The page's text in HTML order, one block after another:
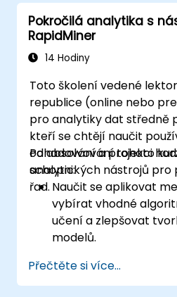
inteligence ke
kontrole kvality.
Implementovat
umělé inteligence pro
Pokročilá analytika s
RapidMiner
14 Hodiny
Toto školení vedené
republice (online nebo
pro analytiky dat středně
kteří se chtějí naučit
odhadování a projekci
analytických nástrojů pro
řad.
Po absolvování tohoto
schopni:
Naučit se aplikovat
vybírat vhodné
učení a zlepšovat
modelů.
projekci hodnot a k
nástrojů pro
Přečtěte si více...